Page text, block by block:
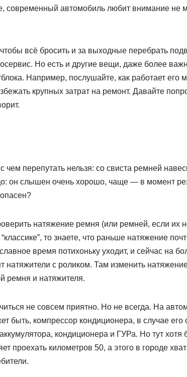
современный автомобиль любит внимание не
всё бросить и за выходные перебрать
Но есть и другие вещи, даже более
Например, послушайте, как работает его
крупных затрат на ремонт. Давайте
чем перепутать нельзя: со свиста ремней
он слышен очень хорошо, чаще — в момент
натяжение ремня (или ремней, если их
то знаете, что раньше натяжение
время потихоньку уходит, и сейчас на
натяжители с роликом. Там изменить
ремня и натяжителя.
не совсем приятно. Но не всегда. На
быть, компрессор кондиционера, в случае его
кондиционера и ГУРа. Но тут
проехать километров 50, а этого в городе